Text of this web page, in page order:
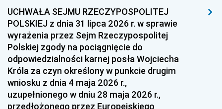
1996 1995 1994
1993 1992 1991
1990 1989
1987 1986 1985
1984 1983
1981 1980 1979
UCHWAŁA SEJMU RZECZYPOSPOLITEJ
POLSKIEJ z dnia 31 lipca 2026 r. w sprawie
wyrażenia przez Sejm Rzeczypospolitej
Polskiej zgody na pociągnięcie do
odpowiedzialności karnej posła Wojciecha
Króla za czyn określony w punkcie drugim
wniosku z dnia 4 maja 2026 r.,
uzupełnionego w dniu 28 maja 2026 r.,
przedłożonego przez Europejskiego